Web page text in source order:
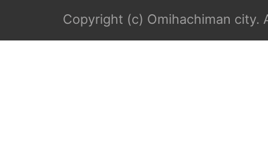
Copyright (c) Omihachiman city.